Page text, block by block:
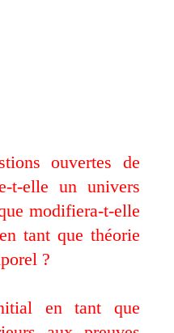
ouvertes de
t-elle un univers
modifiera-t-elle
tant que théorie
?
en tant que